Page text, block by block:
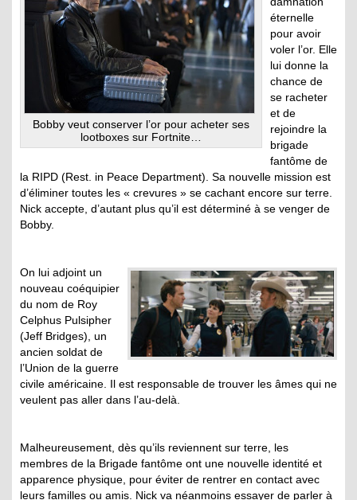
Bobby veut conserver l’or pour acheter ses
lootboxes sur Fortnite…
éternelle
pour avoir
voler l’or. Elle
lui donne la
chance de
se racheter
et de
rejoindre la
brigade
fantôme de
la RIPD (Rest. in Peace Department). Sa nouvelle mission est
d’éliminer toutes les « crevures » se cachant encore sur terre.
Nick accepte, d’autant plus qu’il est déterminé à se venger de
Bobby.
On lui adjoint un
nouveau coéquipier
du nom de Roy
Celphus Pulsipher
(Jeff Bridges), un
ancien soldat de
l’Union de la guerre
civile américaine. Il est responsable de trouver les âmes qui ne
veulent pas aller dans l’au-delà.
Malheureusement, dès qu’ils reviennent sur terre, les
membres de la Brigade fantôme ont une nouvelle identité et
apparence physique, pour éviter de rentrer en contact avec
leurs familles ou amis. Nick va néanmoins essayer de parler à